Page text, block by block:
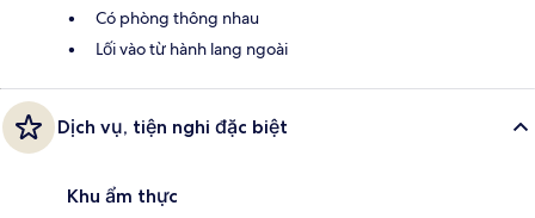
Có phòng thông nhau
Lối vào từ hành lang ngoài
Dịch vụ, tiện nghi đặc biệt
Khu ẩm thực